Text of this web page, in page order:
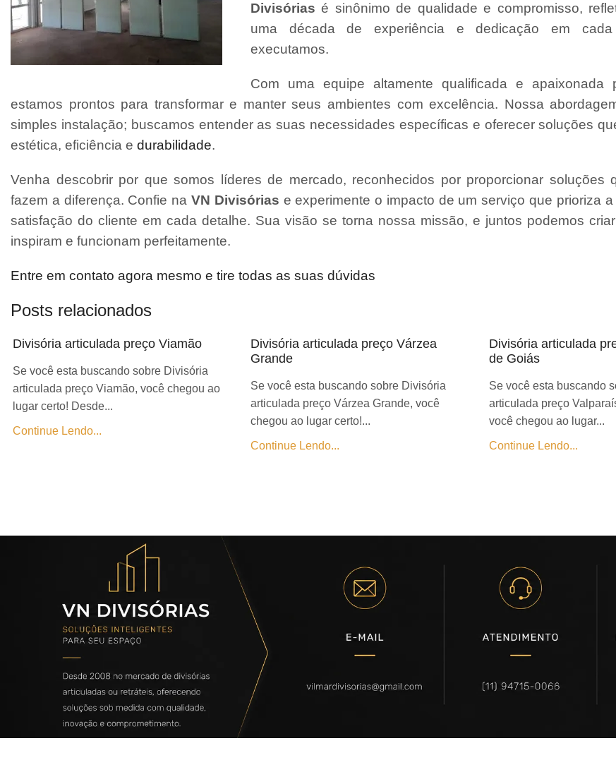
Divisórias é sinônimo de qualidade e compromisso,
uma década de experiência e dedicação em
executamos.
Com uma equipe altamente qualificada e apaixonada
estamos prontos para transformar e manter seus ambientes com excelência. Nossa
simples instalação; buscamos entender as suas necessidades específicas e oferecer soluções
estética, eficiência e durabilidade.
Venha descobrir por que somos líderes de mercado, reconhecidos por proporcionar soluções
fazem a diferença. Confie na VN Divisórias e experimente o impacto de um serviço que prioriza
satisfação do cliente em cada detalhe. Sua visão se torna nossa missão, e juntos podemos
inspiram e funcionam perfeitamente.
Entre em contato agora mesmo e tire todas as suas dúvidas
Posts relacionados
Divisória articulada preço Viamão
Se você esta buscando sobre Divisória
articulada preço Viamão, você chegou ao
lugar certo! Desde...
Continue Lendo...
Divisória articulada preço Várzea
Grande
Se você esta buscando sobre Divisória
articulada preço Várzea Grande, você
chegou ao lugar certo!...
Continue Lendo...
Divisória articulada
de Goiás
Se você esta buscando
articulada preço
você chegou ao lugar...
Continue Lendo...